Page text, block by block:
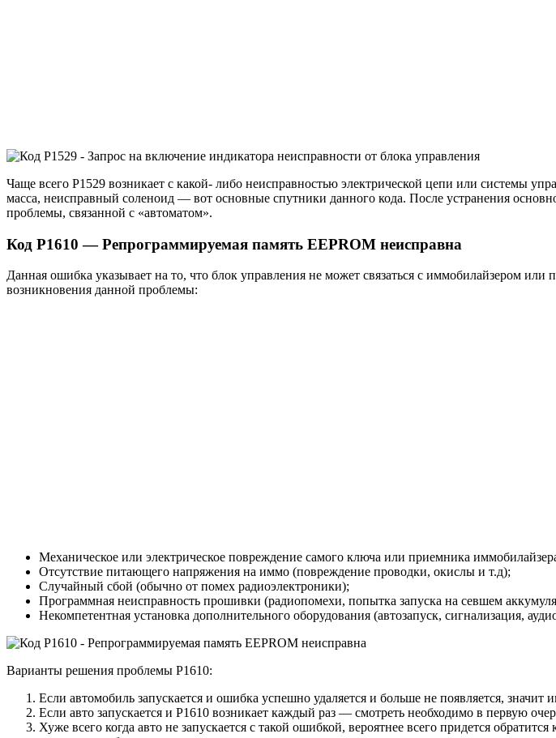
Чаще всего Р1529 возникает с какой- либо неисправностью электрической цепи или системы
масса, неисправный соленоид — вот основные спутники данного кода. После устранения
проблемы, связанной с «автоматом».
Код P1610 — Репрограммируемая память EEPROM неисправна
Данная ошибка указывает на то, что блок управления не может связаться с иммобилайзером
возникновения данной проблемы:
Механическое или электрическое повреждение самого ключа или приемника
Отсутствие питающего напряжения на иммо (повреждение проводки, окислы и т.д);
Случайный сбой (обычно от помех радиоэлектроники);
Программная неисправность прошивки (радиопомехи, попытка запуска на севшем
Некомпетентная установка дополнительного оборудования (автозапуск, сигнализация,
Варианты решения проблемы P1610:
Если автомобиль запускается и ошибка успешно удаляется и больше не появляется,
Если авто запускается и P1610 возникает каждый раз — смотреть необходимо в первую
Хуже всего когда авто не запускается с такой ошибкой, вероятнее всего придется